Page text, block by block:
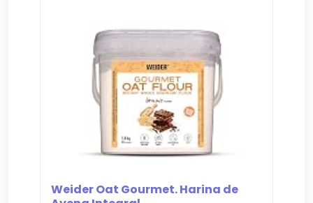
Weider Oat Gourmet. Harina de